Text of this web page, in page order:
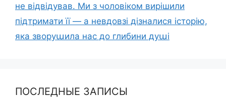
не відвідував. Ми з чоловіком вирішили
підтримати її — а невдовзі дізналися історію,
яка зворуաила нас до глибини дуաі
ПОСЛЕДНЫЕ ЗАПИСЫ